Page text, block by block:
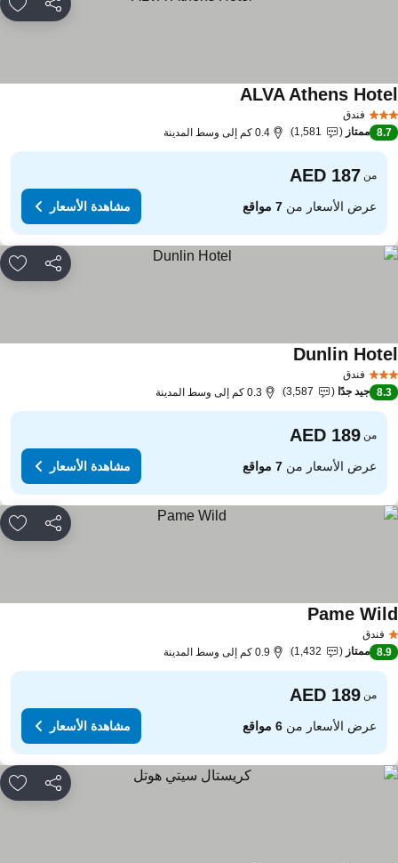
مشاركة
فندق
ALVA Athens مشاهدة الأسعار
8.7 ممتاز 1,581 0.4 كم إلى وسط المدينة
من
عرض الأسعار من7 مواقع مشاهدة الأسعار
مشاركة
فندق
Dunlinمشاهدة الأسعار
8.3 جيد جدًا 3,587 0.3 كم إلى وسط المدينة
من
عرض الأسعار من7 مواقع مشاهدة الأسعار
مشاركة
فندق
Pameمشاهدة الأسعار
8.9 ممتاز 1,432 0.9 كم إلى وسط المدينة
من
عرض الأسعار من6 مواقع مشاهدة الأسعار
مشاركة